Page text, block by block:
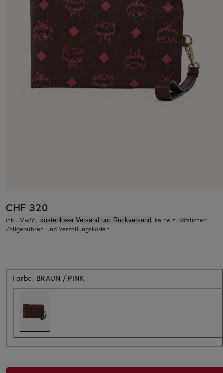
CHF 320
inkl. MwSt., kostenloser Versand und Rückversand, keine zusätzlichen
Zollgebühren und Verzollungskosten
Farbe: BRAUN / PINK